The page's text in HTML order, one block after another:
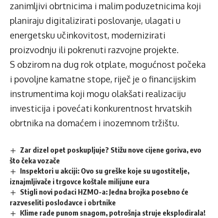
zanimljivi obrtnicima i malim poduzetnicima koji
planiraju digitalizirati poslovanje, ulagati u
energetsku učinkovitost, modernizirati
proizvodnju ili pokrenuti razvojne projekte.
S obzirom na dug rok otplate, mogućnost počeka
i povoljne kamatne stope, riječ je o financijskim
instrumentima koji mogu olakšati realizaciju
investicija i povećati konkurentnost hrvatskih
obrtnika na domaćem i inozemnom tržištu.
Zar dizel opet poskupljuje? Stižu nove cijene goriva, evo
što čeka vozače
Inspektori u akciji: Ovo su greške koje su ugostitelje,
iznajmljivače i trgovce koštale milijune eura
Stigli novi podaci HZMO-a: Jedna brojka posebno će
razveseliti poslodavce i obrtnike
Klime rade punom snagom, potrošnja struje eksplodirala!